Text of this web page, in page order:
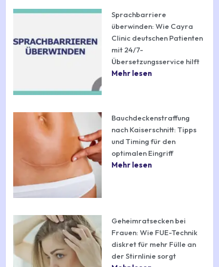
Sprachbarriere
überwinden: Wie Cayra
Clinic deutschen Patienten
mit 24/7-
Übersetzungsservice hilft
Mehr lesen
Bauchdeckenstraffung
nach Kaiserschnitt: Tipps
und Timing für den
optimalen Eingriff
Mehr lesen
Geheimratsecken bei
Frauen: Wie FUE-Technik
diskret für mehr Fülle an
der Stirnlinie sorgt